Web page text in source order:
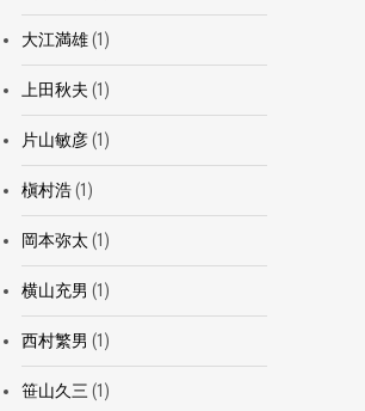
大江満雄(1)
上田秋夫 (1)
片山敏彦(1)
槇村浩(1)
岡本弥太 (1)
横山充男 (1)
西村繁男 (1)
笹山久三 (1)